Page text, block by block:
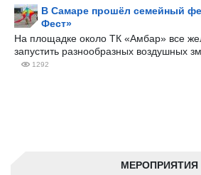
МЕРОПРИЯТИЯ
В Самаре прошёл семейный
Фест»
На площадке около ТК «Амбар» все
запустить разнообразных воздушных
1292